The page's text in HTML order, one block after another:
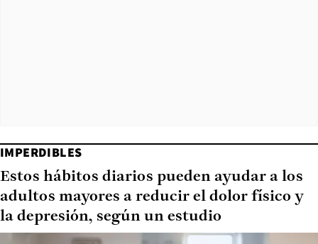
IMPERDIBLES
Estos hábitos diarios pueden ayudar a los
adultos mayores a reducir el dolor físico y
la depresión, según un estudio